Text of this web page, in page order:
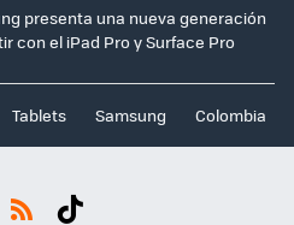
presenta una nueva generación
con el iPad Pro y Surface Pro
Tablets Samsung Colombia